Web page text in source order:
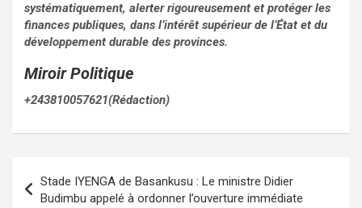
systématiquement, alerter rigoureusement et protéger les
finances publiques, dans l’intérêt supérieur de l’État et du
développement durable des provinces.
Miroir Politique
+243810057621(Rédaction)
de
Stade IYENGA de Basankusu : Le ministre Didier
Budimbu appelé à ordonner l’ouverture immédiate